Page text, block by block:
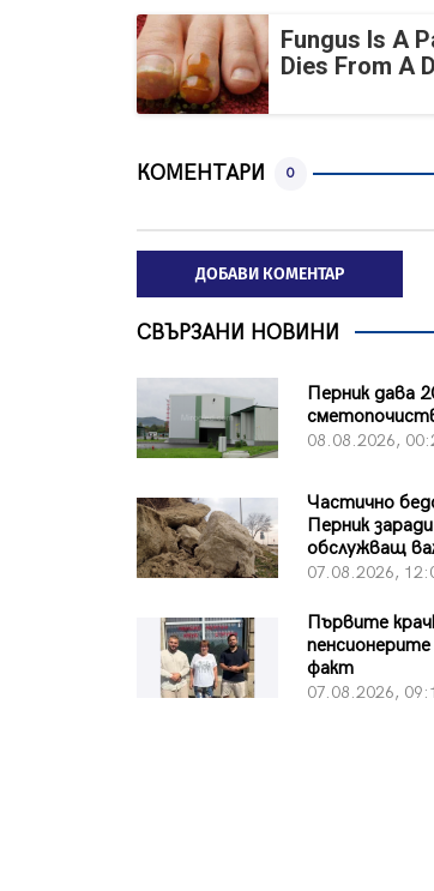
Fungus Is A
Dies From A
КОМЕНТАРИ 0
ДОБАВИ КОМЕНТАР
СВЪРЗАНИ НОВИНИ
Перник дава
08.08.2026,
Частично
Перник
обслужващ
07.08.2026,
Първите
факт
07.08.2026,